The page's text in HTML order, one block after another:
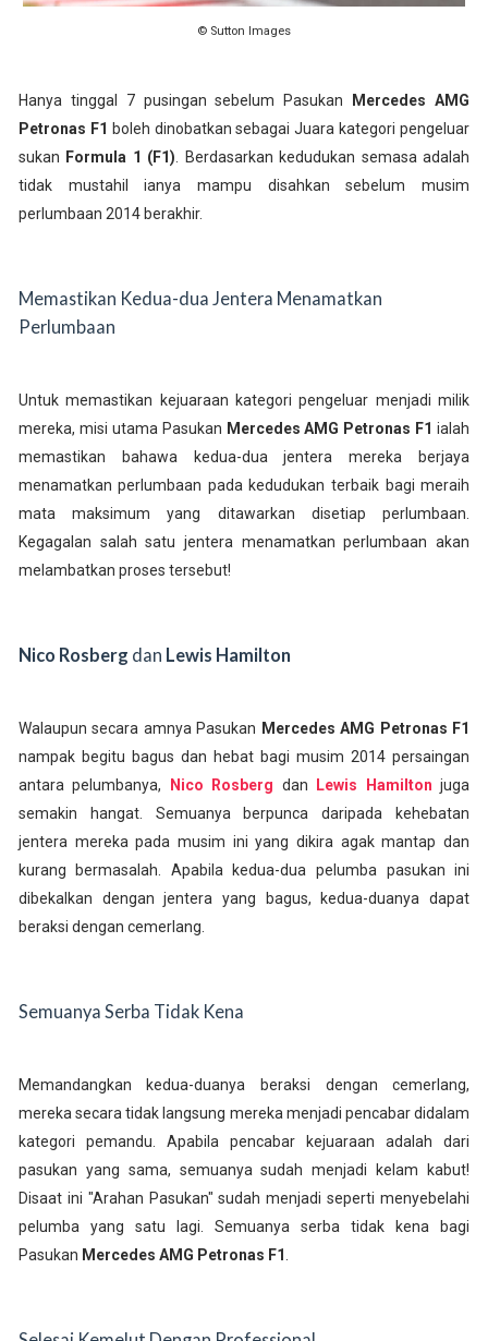
© Sutton Images
Hanya tinggal 7 pusingan sebelum Pasukan
Mercedes AMG
Petronas F1 boleh dinobatkan sebagai Juara kategori pengeluar
sukan Formula 1 (F1) . Berdasarkan kedudukan semasa adalah
tidak mustahil ianya mampu disahkan sebelum musim
perlumbaan 2014 berakhir.
Memastikan Kedua-dua Jentera Menamatkan
Perlumbaan
Untuk memastikan kejuaraan kategori pengeluar menjadi milik
mereka, misi utama Pasukan Mercedes AMG Petronas F1 ialah
memastikan bahawa kedua-dua jentera mereka berjaya
menamatkan perlumbaan pada kedudukan terbaik bagi meraih
mata maksimum yang ditawarkan disetiap perlumbaan.
Kegagalan salah satu jentera menamatkan perlumbaan akan
melambatkan proses tersebut!
Nico Rosberg dan Lewis Hamilton
Walaupun secara amnya Pasukan Mercedes AMG Petronas F1
nampak begitu bagus dan hebat bagi musim 2014 persaingan
antara pelumbanya,
Nico Rosberg dan Lewis Hamilton juga
semakin hangat. Semuanya berpunca daripada kehebatan
jentera mereka pada musim ini yang dikira agak mantap dan
kurang bermasalah. Apabila kedua-dua pelumba pasukan ini
dibekalkan dengan jentera yang bagus, kedua-duanya dapat
beraksi dengan cemerlang.
Semuanya Serba Tidak Kena
Memandangkan kedua-duanya beraksi dengan cemerlang,
mereka secara tidak langsung mereka menjadi pencabar didalam
kategori pemandu. Apabila pencabar kejuaraan adalah dari
pasukan yang sama, semuanya sudah menjadi kelam kabut!
Disaat ini "Arahan Pasukan" sudah menjadi seperti menyebelahi
pelumba yang satu lagi. Semuanya serba tidak kena bagi
Pasukan Mercedes AMG Petronas F1